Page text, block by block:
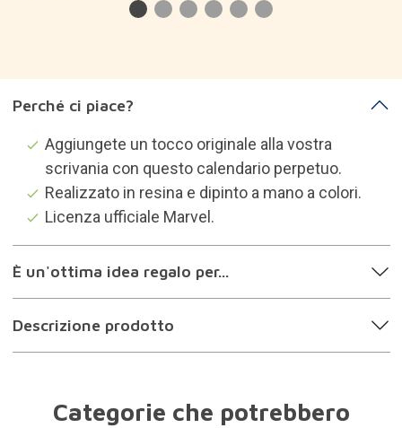
Perché ci piace?
Aggiungete un tocco originale alla vostra
scrivania con questo calendario perpetuo.
Realizzato in resina e dipinto a mano a colori.
Licenza ufficiale Marvel.
È un'ottima idea regalo per...
Descrizione prodotto
Categorie che potrebbero